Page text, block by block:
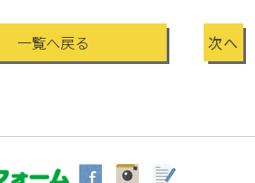
一覧へ戻る 次へ